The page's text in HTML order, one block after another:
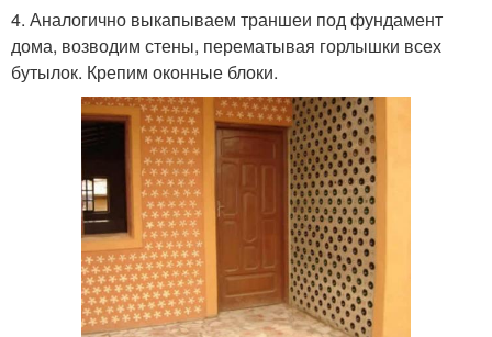
4. Аналогично выкапываем траншеи под фундамент
дома, возводим стены, перематывая горлышки всех
бутылок. Крепим оконные блоки.